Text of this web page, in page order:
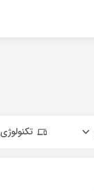
تکنولوژی